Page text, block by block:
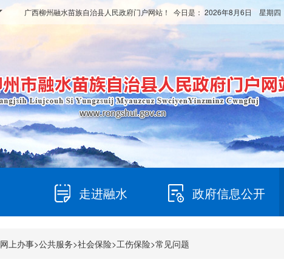
广西柳州融水苗族自治县人民政府门户网站！ 今日是： 2026年8月6日 星期四
走进融水 政府信息公开
网上办事>公共服务>社会保险>工伤保险>常见问题